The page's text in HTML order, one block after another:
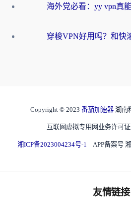
Copyright © 2023 番茄加速器 湖南
互联网虚拟专用网业务许可
湘ICP备2023004234号-1 APP备案号
友情链接